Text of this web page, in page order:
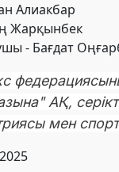
Алиакбар
Жарқынбек
- Бағдат
АҚ,
мен